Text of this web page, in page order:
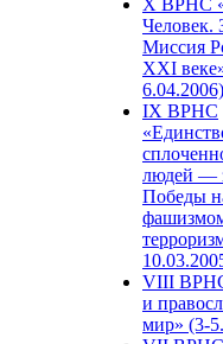
X ВРНС
Человек.
Миссия
XXI
6.04.2006)
IX ВРНС
людей —
Победы
VIII
и
мир» (3-